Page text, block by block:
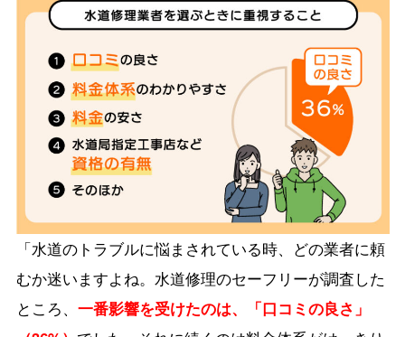
「水道のトラブルに悩まされている時、どの業者に頼
むか迷いますよね。水道修理のセーフリーが調査した
ところ、 一番影響を受けたのは、「口コミの良さ」